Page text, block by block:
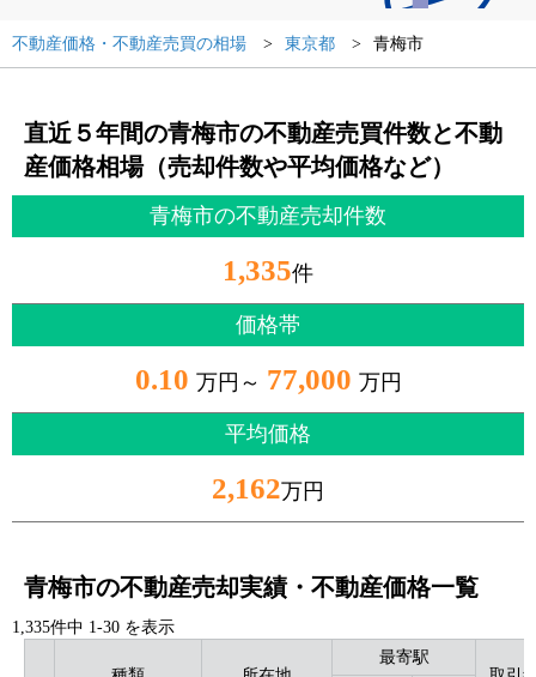
不動産価格・不動産売買の相場 東京都 青梅市
直近５年間の青梅市の不動産売買件数と不動
産価格相場（売却件数や平均価格など）
青梅市の不動産売却件数
1,335件
価格帯
0.10 万円～ 77,000 万円
平均価格
2,162万円
青梅市の不動産売却実績・不動産価格一覧
1,335件中 1-30 を表示
最寄駅